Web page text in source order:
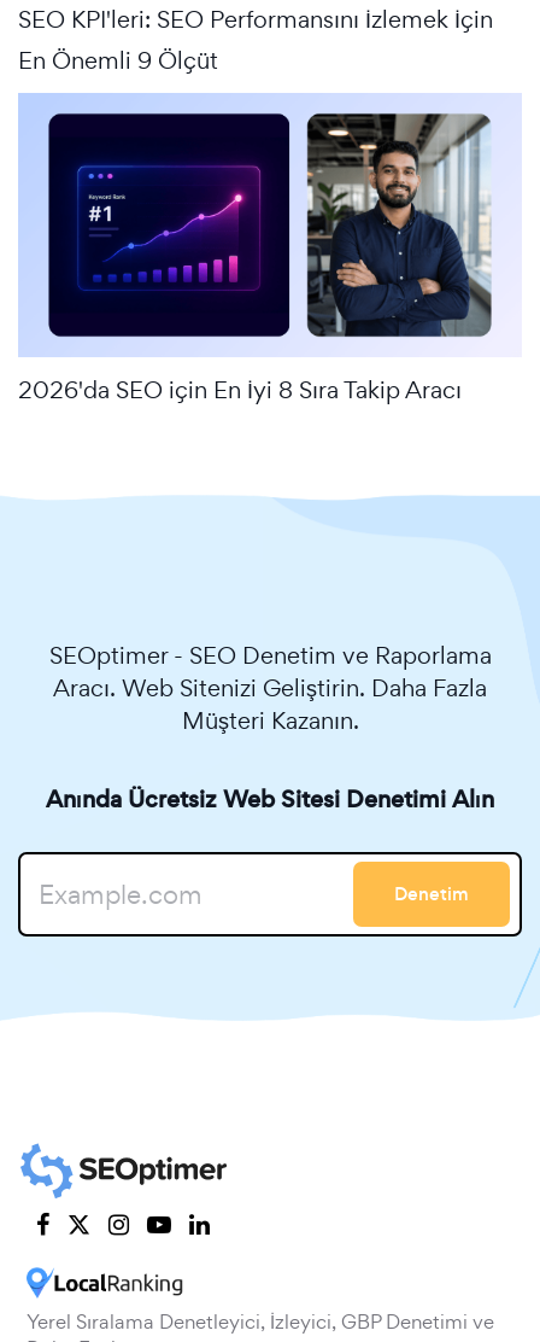
SEO KPI'leri: SEO Performansını İzlemek İçin
En Önemli 9 Ölçüt
2026'da SEO için En İyi 8 Sıra Takip Aracı
SEOptimer - SEO Denetim ve Raporlama
Aracı. Web Sitenizi Geliştirin. Daha Fazla
Müşteri Kazanın.
Anında Ücretsiz Web Sitesi Denetimi Alın
Denetim
Yerel Sıralama Denetleyici, İzleyici, GBP Denetimi ve